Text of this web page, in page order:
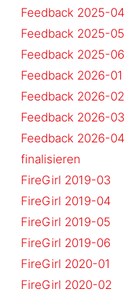
Feedback 2025-04
Feedback 2025-05
Feedback 2025-06
Feedback 2026-01
Feedback 2026-02
Feedback 2026-03
Feedback 2026-04
finalisieren
FireGirl 2019-03
FireGirl 2019-04
FireGirl 2019-05
FireGirl 2019-06
FireGirl 2020-01
FireGirl 2020-02